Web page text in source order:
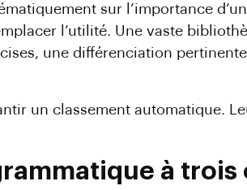
sur l’importance
l’utilité. Une vaste
une différenciation
un classement automatique.
à trois